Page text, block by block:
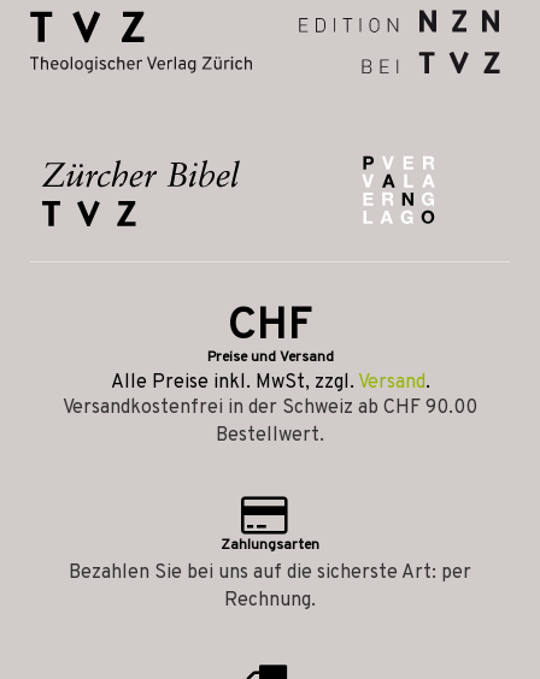
CHF
Preise und Versand
Alle Preise inkl. MwSt, zzgl. Versand.
Versandkostenfrei in der Schweiz ab CHF 90.00
Bestellwert.
Zahlungsarten
Bezahlen Sie bei uns auf die sicherste Art: per
Rechnung.